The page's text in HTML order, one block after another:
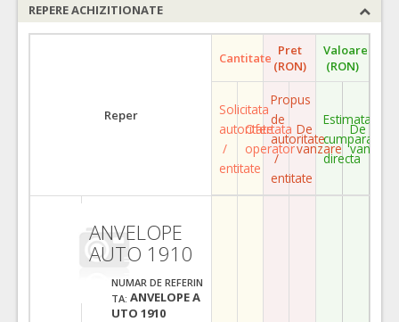
REPERE ACHIZITIONATE
Reper
Cantitate Pret
(RON)
Valoare
(RON)
Solicitata
autoritate
/
entitate
Ofertata
operator
Propus
de
autoritate
/
entitate
De
vanzare
Estimata
cumparare
directa
De
vanzare
ANVELOPE
AUTO 1910
NUMAR DE REFERIN
TA: ANVELOPE A
UTO 1910